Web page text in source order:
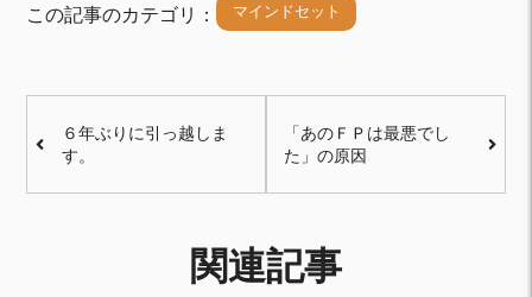
この記事のカテゴリ： マインドセット
６年ぶりに引っ越しま
す。
「あのＦＰは最悪でし
た」の原因
関連記事